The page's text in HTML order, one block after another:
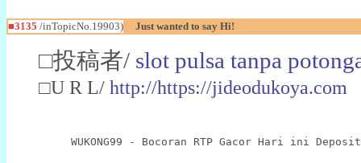
■3135 /inTopicNo.19903) Just wanted to say Hi!
□投稿者/ slot pulsa tanpa
□U R L/ http://https://jideodukoya.com
WUKONG99 - Bocoran RTP Gacor Hari ini